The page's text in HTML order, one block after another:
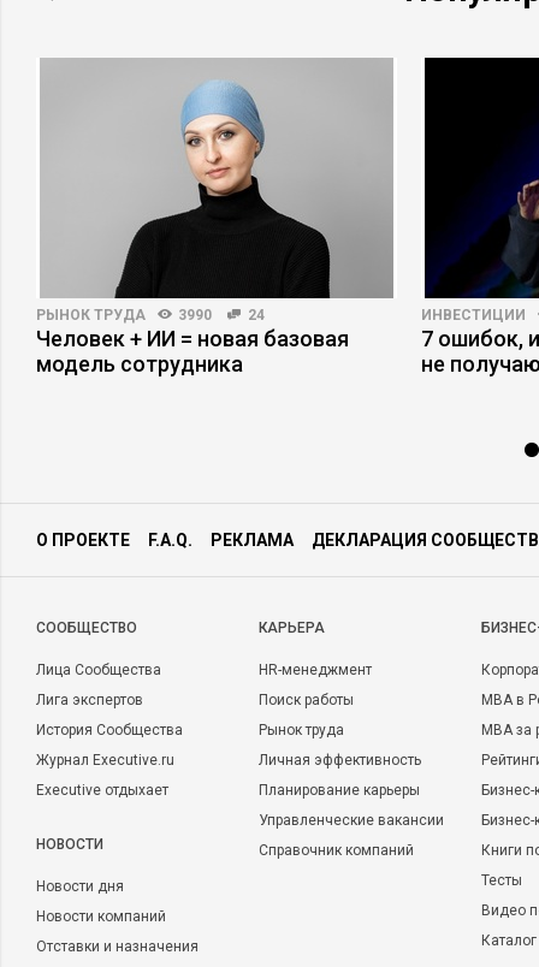
РЫНОК ТРУДА 3990 24
Человек + ИИ = новая базовая
модель сотрудника
ИНВЕСТИЦИИ
7 ошибок,
не
О ПРОЕКТЕ F.A.Q. РЕКЛАМА ДЕКЛАРАЦИЯ
CООБЩЕСТВО
Лица Сообщества
Лига экспертов
История Сообщества
Журнал Executive.ru
Executive отдыхает
НОВОСТИ
Новости дня
Новости компаний
Отставки и назначения
КАРЬЕРА
HR-менеджмент
Поиск работы
Рынок труда
Личная эффективность
Планирование карьеры
Управленческие вакансии
Справочник компаний
MBA в
MBA
Бизнес-
Книги
Тесты
Видео